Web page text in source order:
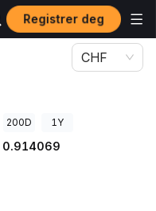
Registrer deg
CHF
200D 1Y
0.914069